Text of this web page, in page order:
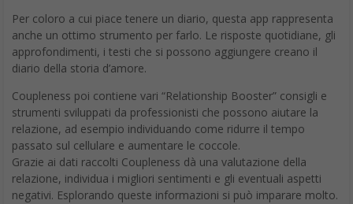
Per coloro a cui piace tenere un diario, questa app rappresenta
anche un ottimo strumento per farlo. Le risposte quotidiane, gli
approfondimenti, i testi che si possono aggiungere creano il
diario della storia d’amore.
Coupleness poi contiene vari “Relationship Booster” consigli e
strumenti sviluppati da professionisti che possono aiutare la
relazione, ad esempio individuando come ridurre il tempo
passato sul cellulare e aumentare le coccole.
Grazie ai dati raccolti Coupleness dà una valutazione della
relazione, individua i migliori sentimenti e gli eventuali aspetti
negativi. Esplorando queste informazioni si può imparare molto.